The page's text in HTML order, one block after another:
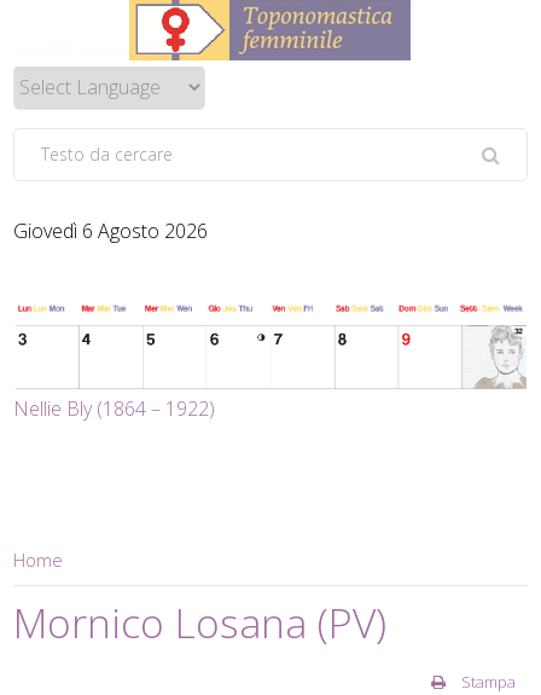
Giovedì 6 Agosto 2026
Nellie Bly (1864 – 1922)
Home
Mornico Losana (PV)
Stampa